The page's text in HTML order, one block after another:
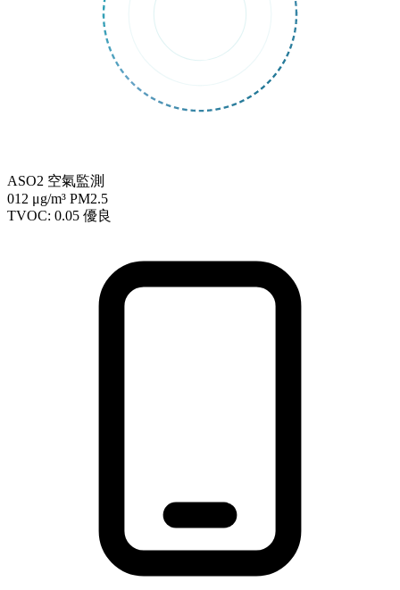
ASO2 空氣監測
012 μg/m³ PM2.5
TVOC: 0.05 優良